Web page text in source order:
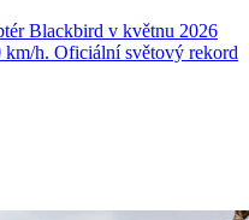
Blackbird v květnu 2026
km/h. Oficiální světový rekord